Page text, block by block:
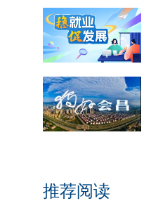
推荐阅读